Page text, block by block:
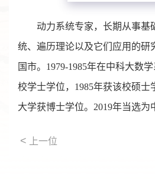
动力系统专家，长期从事基
统、遍历理论以及它们应用的研
国市。1979-1985年在中科大数
校学士学位，1985年获该校硕士
大学获博士学位。2019年当选为
< 上一位